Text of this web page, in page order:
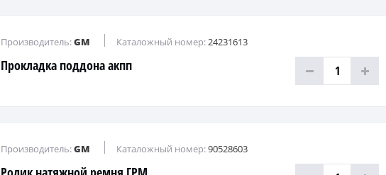
Прокладка поддона акпп
Производитель:GM Каталожный номер:24231613
Производитель:GM Каталожный номер:90528603